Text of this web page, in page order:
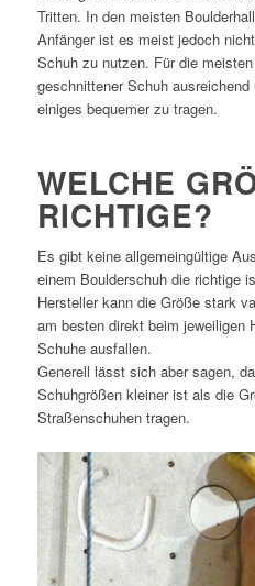
Tritten. In den meisten
Anfänger ist es meist jedoch
Schuh zu nutzen. Für die
geschnittener Schuh
einiges bequemer zu tragen.
WELCHE
ICHTIGE?
Es gibt keine allgemeingültige
einem Boulderschuh die richtige
Hersteller kann die Größe stark
am besten direkt beim jeweiligen
Schuhe ausfallen.
Generell lässt sich aber sagen,
Schuhgrößen kleiner ist als die
Straßenschuhen tragen.